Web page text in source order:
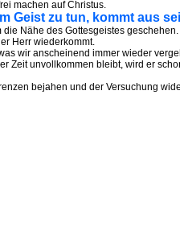
machen auf Christus.
Geist zu tun, kommt aus
Nähe des Gottesgeistes
Herr wiederkommt.
wir anscheinend immer wieder
Zeit unvollkommen bleibt, wird er
bejahen und der Versuchung